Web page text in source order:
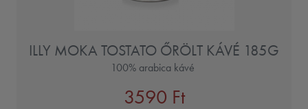
ILLY MOKA TOSTATO ŐRÖLT KÁVÉ 185G
100% arabica kávé
3590 Ft